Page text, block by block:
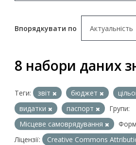
Впорядкувати по
8 набори даних
Теги: звіт бюджет
видатки
паспорт
Групи:
Місцеве самоврядування
Ліцензії:
Creative Commons